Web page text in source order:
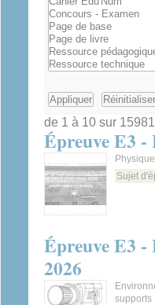
de 1 à 10 sur 15981
Épreuve E3 -
Sujet
Épreuve E3 -
2026
supports